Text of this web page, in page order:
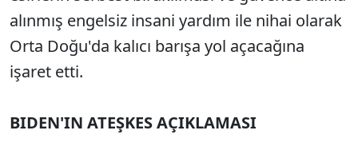
alınmış engelsiz insani yardım ile nihai olarak
Orta Doğu'da kalıcı barışa yol açacağına
işaret etti.
BIDEN'IN ATEŞKES AÇIKLAMASI